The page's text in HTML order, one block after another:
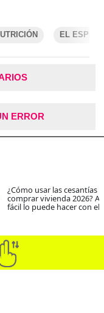
EL
ERROR
¿Cómo usar las cesantías
comprar vivienda 2026?
fácil lo puede hacer con el